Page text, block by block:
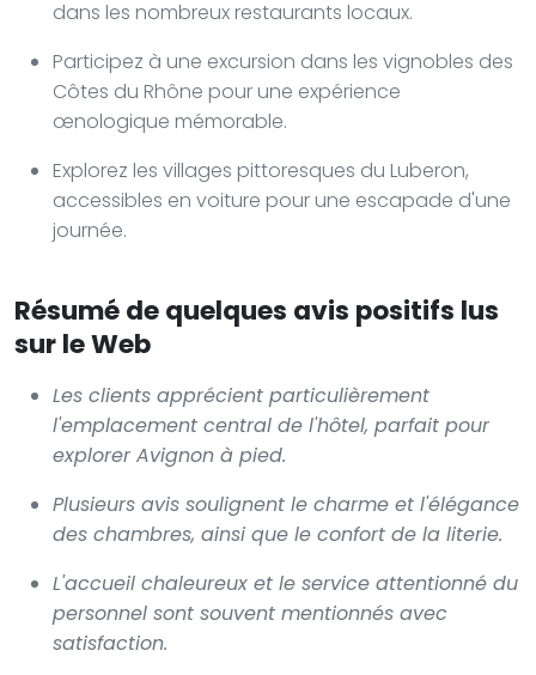
dans les nombreux restaurants locaux.
Participez à une excursion dans les vignobles des
Côtes du Rhône pour une expérience
œnologique mémorable.
Explorez les villages pittoresques du Luberon,
accessibles en voiture pour une escapade d'une
journée.
Résumé de quelques avis positifs lus
sur le Web
Les clients apprécient particulièrement
l'emplacement central de l'hôtel, parfait pour
explorer Avignon à pied.
Plusieurs avis soulignent le charme et l'élégance
des chambres, ainsi que le confort de la literie.
L'accueil chaleureux et le service attentionné du
personnel sont souvent mentionnés avec
satisfaction.